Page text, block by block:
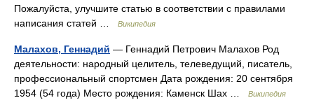
Пожалуйста, улучшите статью в соответствии с правилами
написания статей …
Википедия
Малахов, Геннадий — Геннадий Петрович Малахов Род
деятельности: народный целитель, телеведущий, писатель,
профессиональный спортсмен Дата рождения: 20 сентября
1954 (54 года) Место рождения: Каменск Шах …
Википедия